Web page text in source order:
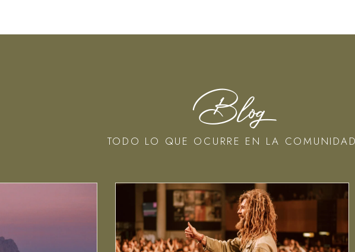
Blog
TODO LO QUE OCURRE EN LA COMUNIDAD